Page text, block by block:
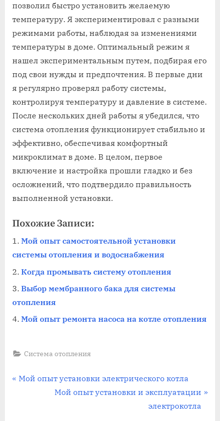
позволил быстро установить желаемую
температуру. Я экспериментировал с разными
режимами работы, наблюдая за изменениями
температуры в доме. Оптимальный режим я
нашел экспериментальным путем, подбирая его
под свои нужды и предпочтения. В первые дни
я регулярно проверял работу системы,
контролируя температуру и давление в системе.
После нескольких дней работы я убедился, что
система отопления функционирует стабильно и
эффективно, обеспечивая комфортный
микроклимат в доме. В целом, первое
включение и настройка прошли гладко и без
осложнений, что подтвердило правильность
выполненной установки.
Похожие Записи:
Мой опыт самостоятельной установки
системы отопления и водоснабжения
Когда промывать систему отопления
Выбор мембранного бака для системы
отопления
Мой опыт ремонта насоса на котле отопления
Система отопления
Навигация
П
Мой опыт установки электрического котла
С
Мой опыт установки и эксплуатации
электрокотла